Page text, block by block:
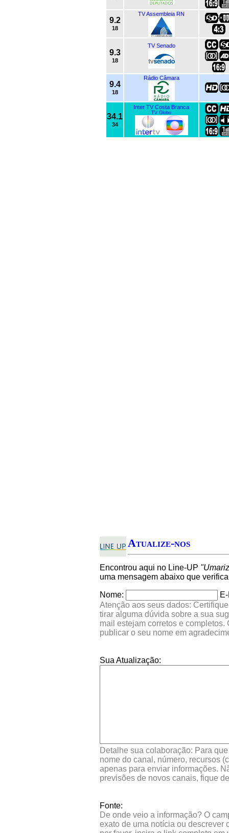
9.2
18
TV Assembleia RN
9.3
18
TV Senado
9.4
18
Rádio Câmara
34.1
34
Inter TV Costa Branca
TV Globo
Atualize-nos
Encontrou aqui no Line-UP
uma mensagem abaixo que
Nome:
Atenção aos seus dados:
tirar alguma dúvida sobre a sua
mail estejam corretos e
publicar o seu nome em
Sua Atualização:
Detalhe sua colaboração: Para
nome do canal, número, recursos
apenas para enviar informações.
previsões de novos canais, fique
Fonte:
De onde veio a informação? O
exato de uma notícia ou descrever